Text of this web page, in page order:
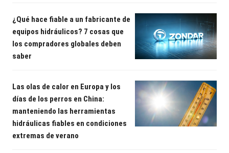
¿Qué hace fiable a un fabricante de
equipos hidráulicos? 7 cosas que
los compradores globales deben
saber
Las olas de calor en Europa y los
días de los perros en China:
manteniendo las herramientas
hidráulicas fiables en condiciones
extremas de verano